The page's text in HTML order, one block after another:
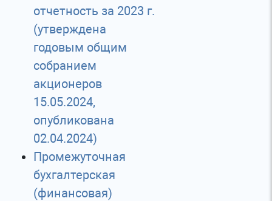
отчетность за 2023 г.
(утверждена
годовым общим
собранием
акционеров
15.05.2024,
опубликована
02.04.2024)
Промежуточная
бухгалтерская
(финансовая)